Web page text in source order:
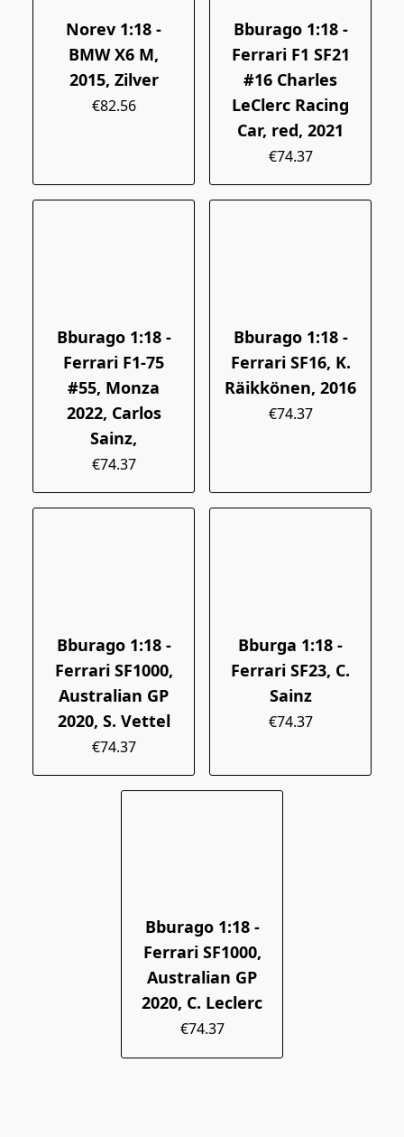
Norev 1:18 -
BMW X6 M,
2015, Zilver
€82.56
Bburago 1:18 -
Ferrari F1 SF21
#16 Charles
LeClerc Racing
Car, red, 2021
€74.37
Bburago 1:18 -
Ferrari F1-75
#55, Monza
2022, Carlos
Sainz,
€74.37
Bburago 1:18 -
Ferrari SF16, K.
Räikkönen, 2016
€74.37
Bburago 1:18 -
Ferrari SF1000,
Australian GP
2020, S. Vettel
€74.37
Bburga 1:18 -
Ferrari SF23, C.
Sainz
€74.37
Bburago 1:18 -
Ferrari SF1000,
Australian GP
2020, C. Leclerc
€74.37